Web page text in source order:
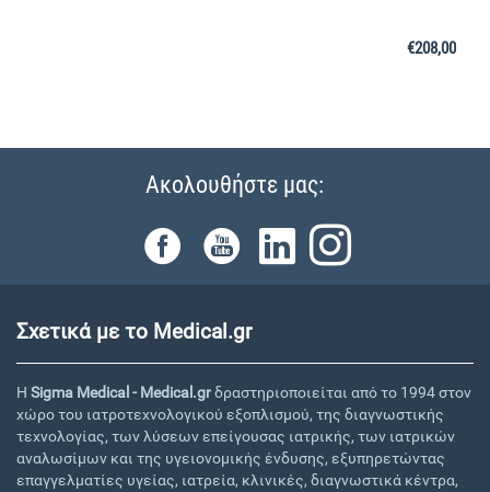
€208,00
Ακολουθήστε μας:
Σχετικά με το Medical.gr
Η Sigma Medical - Medical.grδραστηριοποιείται από το 1994 στον
χώρο του ιατροτεχνολογικού εξοπλισμού, της διαγνωστικής
τεχνολογίας, των λύσεων επείγουσας ιατρικής, των ιατρικών
αναλωσίμων και της υγειονομικής ένδυσης, εξυπηρετώντας
επαγγελματίες υγείας, ιατρεία, κλινικές, διαγνωστικά κέντρα,